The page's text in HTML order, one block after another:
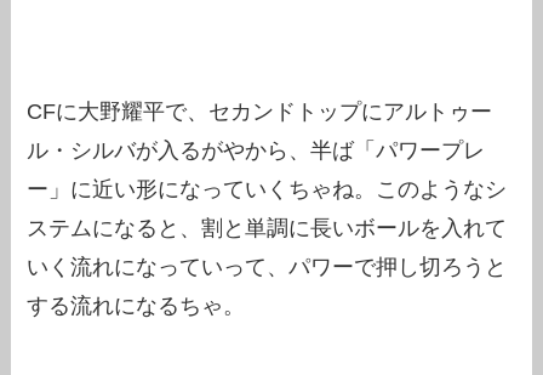
CFに大野耀平で、セカンドトップにアルトゥー
ル・シルバが入るがやから、半ば「パワープレ
ー」に近い形になっていくちゃね。このようなシ
ステムになると、割と単調に長いボールを入れて
いく流れになっていって、パワーで押し切ろうと
する流れになるちゃ。